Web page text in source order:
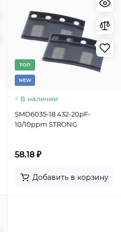
TОП
NEW
В наличии
SMD6035-18.432-20pF-
10/10ppm STRONG
58.18 ₽
Добавить в корзину